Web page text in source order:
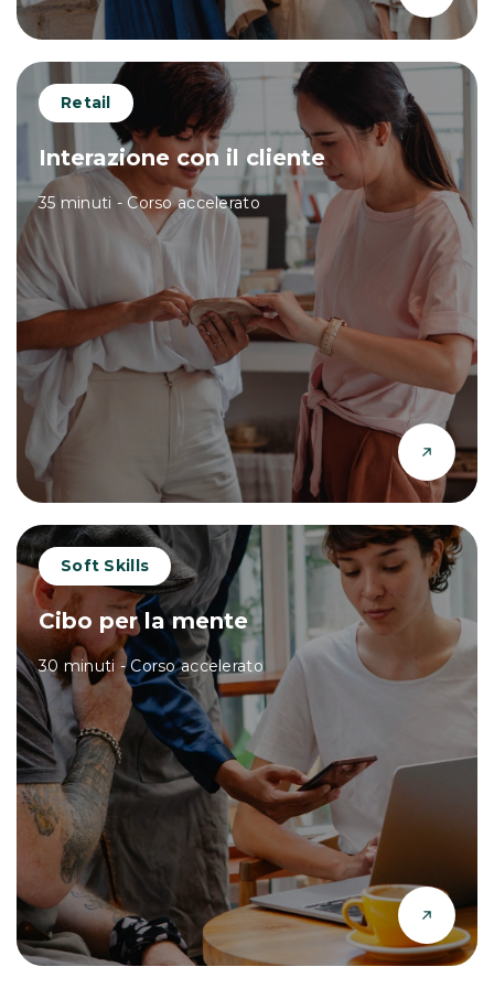
Retail
Interazione con il cliente
35 minuti - Corso accelerato
Soft Skills
Cibo per la mente
30 minuti - Corso accelerato